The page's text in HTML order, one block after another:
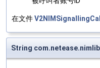
在文件
String